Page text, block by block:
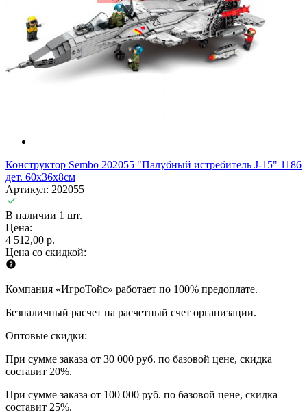
Конструктор Sembo 202055 "Палубный истребитель J-15" 1186
дет. 60х36х8см
Артикул: 202055
В наличии 1 шт.
Цена:
4 512,00 р.
Цена со скидкой:
Компания «ИгроТойс» работает по 100% предоплате.
Безналичный расчет на расчетный счет организации.
Оптовые скидки:
При сумме заказа от 30 000 руб. по базовой цене, скидка
составит 20%.
При сумме заказа от 100 000 руб. по базовой цене, скидка
составит 25%.